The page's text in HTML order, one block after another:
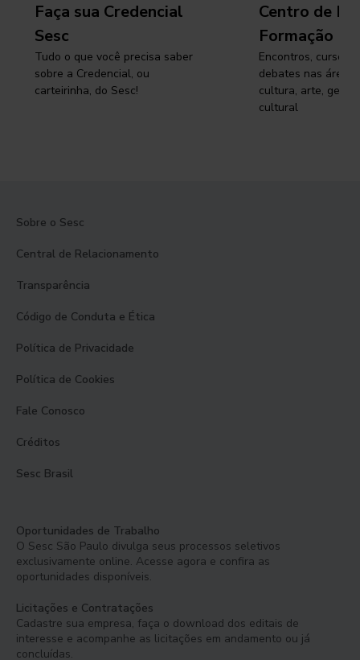
Faça sua Credencial
Sesc
Tudo o que você precisa saber
sobre a Credencial, ou
carteirinha, do Sesc!
Centro de
Formação
Encontros, cursos,
debates nas áreas
cultura, arte,
cultural
Sobre o Sesc
Central de Relacionamento
Transparência
Código de Conduta e Ética
Política de Privacidade
Política de Cookies
Fale Conosco
Créditos
Sesc Brasil
Oportunidades de Trabalho
O Sesc São Paulo divulga seus processos seletivos
exclusivamente online. Acesse agora e confira as
oportunidades disponíveis.
Licitações e Contratações
Cadastre sua empresa, faça o download dos editais de
interesse e acompanhe as licitações em andamento ou já
concluídas.